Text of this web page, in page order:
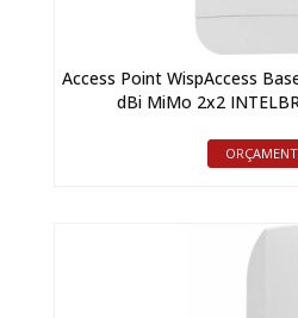
Access Point WispAccess
dBi MiMo 2x2